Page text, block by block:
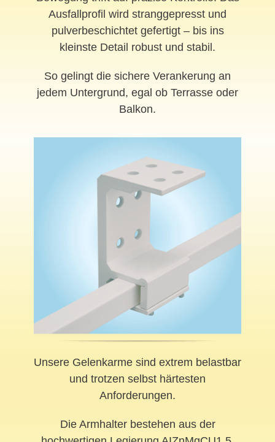
Ausfallprofil wird stranggepresst und
pulverbeschichtet gefertigt – bis ins
kleinste Detail robust und stabil.
So gelingt die sichere Verankerung an
jedem Untergrund, egal ob Terrasse oder
Balkon.
Unsere Gelenkarme sind extrem belastbar
und trotzen selbst härtesten
Anforderungen.
Die Armhalter bestehen aus der